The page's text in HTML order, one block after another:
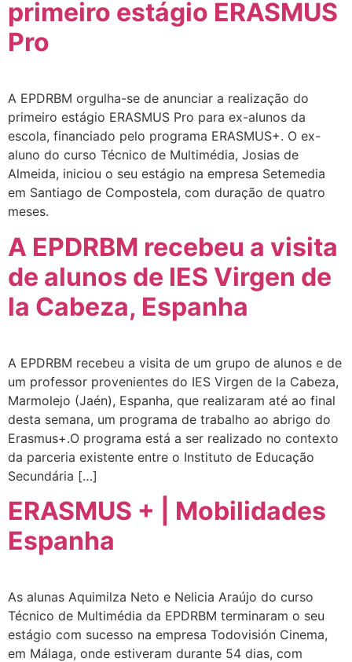
primeiro estágio ERASMUS
Pro
A EPDRBM orgulha-se de anunciar a realização do
primeiro estágio ERASMUS Pro para ex-alunos da
escola, financiado pelo programa ERASMUS+. O ex-
aluno do curso Técnico de Multimédia, Josias de
Almeida, iniciou o seu estágio na empresa Setemedia
em Santiago de Compostela, com duração de quatro
meses.
A EPDRBM recebeu a visita
de alunos de IES Virgen de
la Cabeza, Espanha
A EPDRBM recebeu a visita de um grupo de alunos e de
um professor provenientes do IES Virgen de la Cabeza,
Marmolejo (Jaén), Espanha, que realizaram até ao final
desta semana, um programa de trabalho ao abrigo do
Erasmus+.O programa está a ser realizado no contexto
da parceria existente entre o Instituto de Educação
Secundária […]
ERASMUS + | Mobilidades
Espanha
As alunas Aquimilza Neto e Nelicia Araújo do curso
Técnico de Multimédia da EPDRBM terminaram o seu
estágio com sucesso na empresa Todovisión Cinema,
em Málaga, onde estiveram durante 54 dias, com